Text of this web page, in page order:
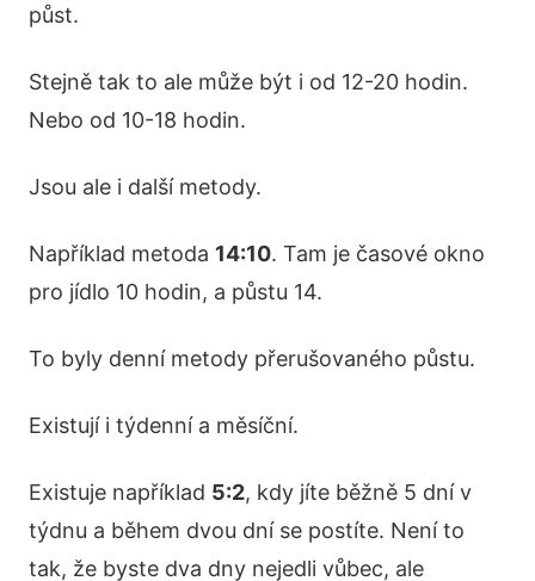
půst.
Stejně tak to ale může být i od 12-20 hodin.
Nebo od 10-18 hodin.
Jsou ale i další metody.
Například metoda 14:10. Tam je časové okno
pro jídlo 10 hodin, a půstu 14.
To byly denní metody přerušovaného půstu.
Existují i týdenní a měsíční.
Existuje například 5:2, kdy jíte běžně 5 dní v
týdnu a během dvou dní se postíte. Není to
tak, že byste dva dny nejedli vůbec, ale